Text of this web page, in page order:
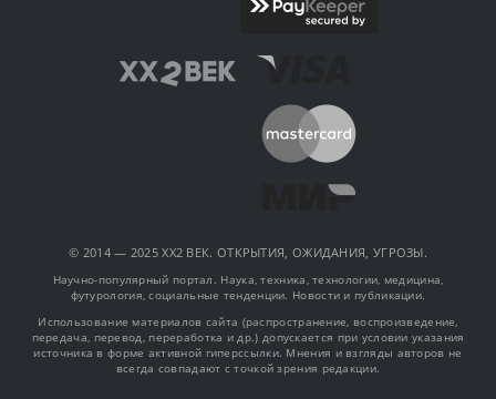
© 2014 — 2025 XX2 ВЕК. ОТКРЫТИЯ, ОЖИДАНИЯ, УГРОЗЫ.
Научно-популярный портал. Наука, техника, технологии, медицина,
футурология, социальные тенденции. Новости и публикации.
Использование материалов сайта (распространение, воспроизведение,
передача, перевод, переработка и др.) допускается при условии указания
источника в форме активной гиперссылки. Мнения и взгляды авторов не
всегда совпадают с точкой зрения редакции.